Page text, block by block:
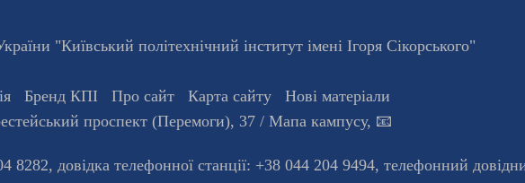
"Київський політехнічний інститут імені Ігоря Сікорського"
Бренд КПІ Про сайт Карта сайту
Нові матеріали
проспект (Перемоги), 37 / Мапа кампусу, 📧
8282, довiдка телефонної станцiї: +38 044 204 9494, телефонний